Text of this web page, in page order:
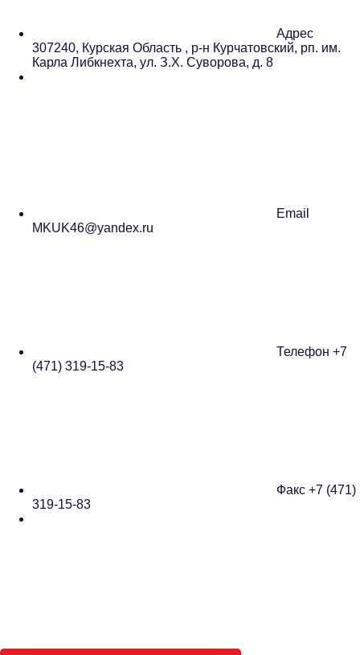
Адрес
307240, Курская Область , р-н Курчатовский, рп. им.
Карла Либкнехта, ул. З.Х. Суворова, д. 8
Email
MKUK46@yandex.ru
Телефон +7
(471) 319-15-83
Факс +7 (471)
319-15-83